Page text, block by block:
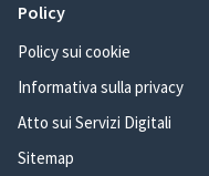
Policy
Policy sui cookie
Informativa sulla privacy
Atto sui Servizi Digitali
Sitemap